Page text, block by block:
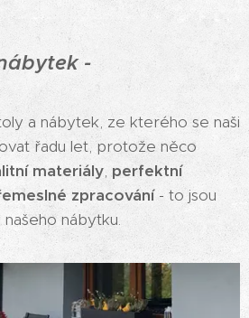
-
a nábytek, ze kterého se naši
řadu let, protože něco
materiály,perfektní
zpracování - to jsou
nábytku.